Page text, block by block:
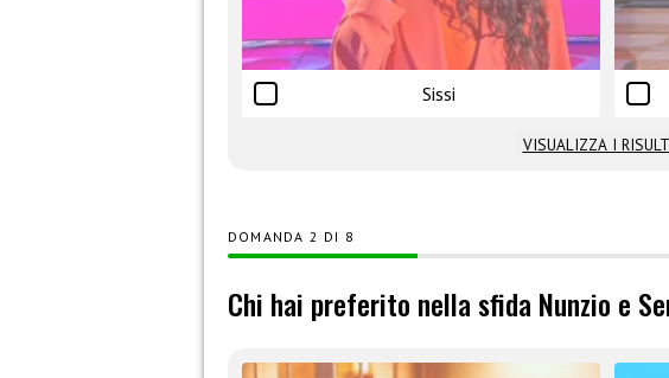
Sissi
VISUALIZZA I
DOMANDA DI 8
Chi hai preferito nella sfida Nunzio e